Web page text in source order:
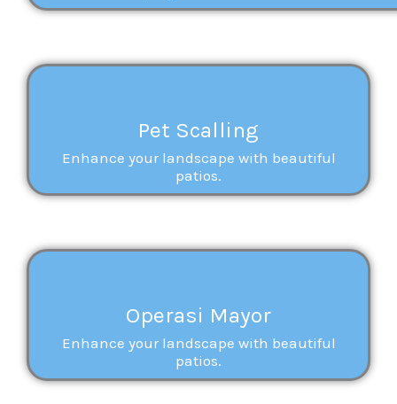
Pet Scalling
Enhance your landscape with beautiful
patios.
Operasi Mayor
Enhance your landscape with beautiful
patios.